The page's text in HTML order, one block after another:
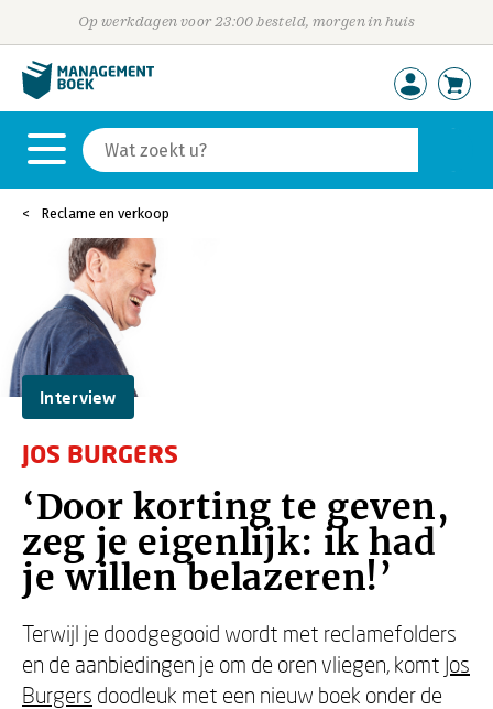
Op werkdagen voor 23:00 besteld, morgen in huis
Reclame en verkoop
Interview
JOS BURGERS
‘Door korting te geven,
zeg je eigenlijk: ik had
je willen belazeren!’
Terwijl je doodgegooid wordt met reclamefolders
en de aanbiedingen je om de oren vliegen, komt Jos
Burgers doodleuk met een nieuw boek onder de